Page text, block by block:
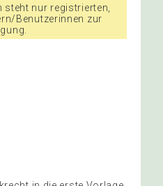
steht nur registrierten,
Benutzerinnen zur